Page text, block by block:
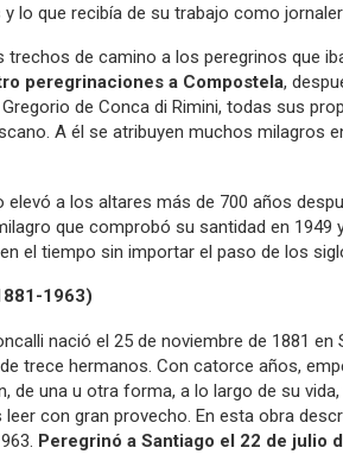
lo que recibía de su trabajo como
trechos de camino a los peregrinos que
peregrinaciones a Compostela,
de Conca di Rimini, todas sus
A él se atribuyen muchos milagros
elevó a los altares más de 700 años
que comprobó su santidad en 1949
el tiempo sin importar el paso de los
1963)
nació el 25 de noviembre de 1881
trece hermanos. Con catorce años,
de una u otra forma, a lo largo de su
con gran provecho. En esta obra
Peregrinó a Santiago el 22 de julio